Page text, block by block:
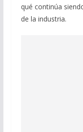
qué continúa
de la industria.